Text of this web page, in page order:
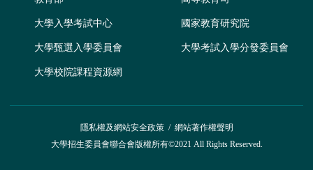
大學入學考試中心 國家教育研究院
大學甄選入學委員會 大學考試入學分發委員會
大學校院課程資源網
隱私權及網站安全政策/ 網站著作權聲明
大學招生委員會聯合會版權所有©2021 All Rights Reserved.